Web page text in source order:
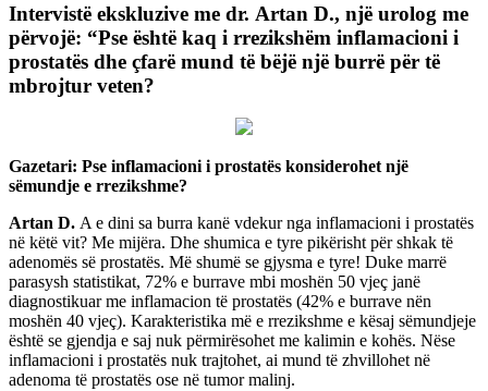
Intervistë ekskluzive me dr. Artan D., një urolog me
përvojë: “Pse është kaq i rrezikshëm inflamacioni i
prostatës dhe çfarë mund të bëjë një burrë për të
mbrojtur veten?
Gazetari: Pse inflamacioni i prostatës konsiderohet një
sëmundje e rrezikshme?
Artan D. A e dini sa burra kanë vdekur nga inflamacioni i prostatës
në këtë vit? Me mijëra. Dhe shumica e tyre pikërisht për shkak të
adenomës së prostatës. Më shumë se gjysma e tyre! Duke marrë
parasysh statistikat, 72% e burrave mbi moshën 50 vjeç janë
diagnostikuar me inflamacion të prostatës (42% e burrave nën
moshën 40 vjeç). Karakteristika më e rrezikshme e kësaj sëmundjeje
është se gjendja e saj nuk përmirësohet me kalimin e kohës. Nëse
inflamacioni i prostatës nuk trajtohet, ai mund të zhvillohet në
adenoma të prostatës ose në tumor malinj.